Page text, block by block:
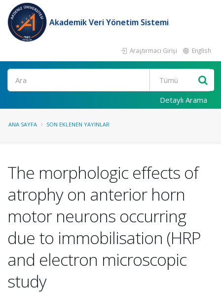
Akademik Veri Yönetim Sistemi
Araştırmacı Girişi English
Ara
Detaylı Arama
ANA SAYFA SON EKLENEN YAYINLAR
The morphologic effects of
atrophy on anterior horn
motor neurons occurring
due to immobilisation (HRP
and electron microscopic
study